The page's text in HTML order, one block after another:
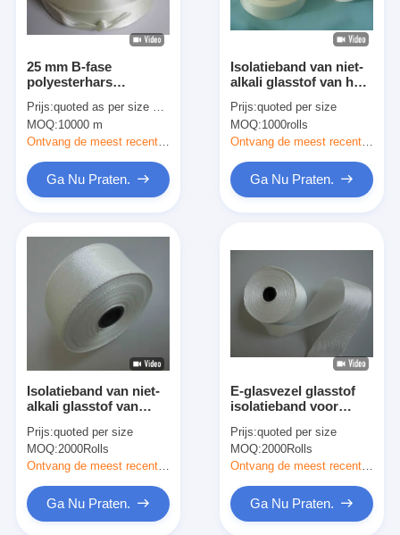
Fabrieksreis
Zelfklevende Isolatieband
De Isolatieband van de glasdoek
Hittebestendige Isolatieband
De Plakband van de glasdoek
De Plakband van de Polyimidefilm
Aluminiumfolie Plakband
De Doekband van het aluminiumfolieglas
Folie Onder ogen gezien Kraftpapier-Document
De Doek van de aluminiumfolieglasvezel
25 mm B-fase
polyesterhars
glasband 0,30 mm H
klasse 220.C
Warmtebestand
Prijs:quoted as per size and quantity
MOQ:10000 m
Ontvang de meest recente Prijs
Ga Nu Praten.
Isolatieband van niet-
alkali glasstof van het
geweven
Prijs:quoted per size
MOQ:1000rolls
Ontvang de meest recente Prijs
Ga Nu Praten.
Isolatieband van niet-
alkali glasstof van
Prijs:quoted per size
MOQ:2000Rolls
Ontvang de meest recente Prijs
Ga Nu Praten.
E-glasvezel glasstof
isolatieband voor
elektrische isolatie
Prijs:quoted per size
MOQ:2000Rolls
Ontvang de meest recente Prijs
Ga Nu Praten.